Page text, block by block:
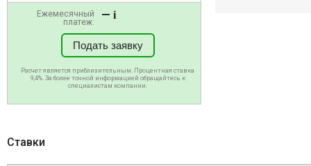
Ежемесячный
платеж:
— i
Подать заявку
Расчет является приблизительным. Процентная ставка
9,4%. За более точной информацией обращайтесь к
специалистам компании.
Ставки